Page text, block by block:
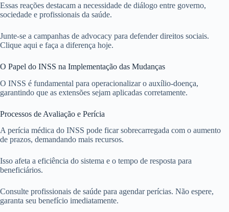
Essas reações destacam a necessidade de diálogo entre governo,
sociedade e profissionais da saúde.
Junte-se a campanhas de advocacy para defender direitos sociais.
Clique aqui e faça a diferença hoje.
O Papel do INSS na Implementação das Mudanças
O INSS é fundamental para operacionalizar o auxílio-doença,
garantindo que as extensões sejam aplicadas corretamente.
Processos de Avaliação e Perícia
A perícia médica do INSS pode ficar sobrecarregada com o aumento
de prazos, demandando mais recursos.
Isso afeta a eficiência do sistema e o tempo de resposta para
beneficiários.
Consulte profissionais de saúde para agendar perícias. Não espere,
garanta seu benefício imediatamente.